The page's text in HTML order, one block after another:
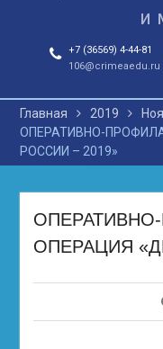
и
+7 (36569) 4-44-81
106@crimeaedu.ru
Главная 2019
ОПЕРАТИВНО-
РОССИИ – 2019»
ОПЕРАЦИЯ